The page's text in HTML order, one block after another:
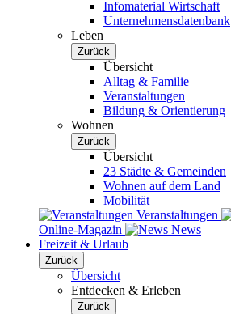
Infomaterial Wirtschaft
Unternehmensdatenbank
Leben
Zurück
Übersicht
Alltag & Familie
Veranstaltungen
Bildung & Orientierung
Wohnen
Zurück
Übersicht
23 Städte & Gemeinden
Wohnen auf dem Land
Mobilität
Veranstaltungen
Online-Magazin
News
Freizeit & Urlaub
Zurück
Übersicht
Entdecken & Erleben
Zurück